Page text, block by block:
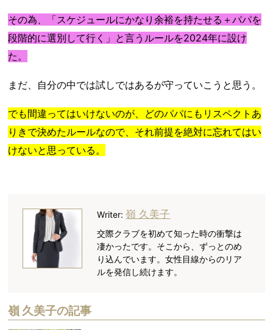
その為、「スケジュールにかなり余裕を持たせる＋パパを
段階的に選別して行く」と言うルールを2024年に設け
た。
まだ、自分の中では試しではあるが守っていこうと思う。
でも間違ってはいけないのが、どのパパにもリスペクトあ
りきで決めたルールなので、 それ前提を絶対に忘れてはい
けないと思っている。
Writer: 嶺 久美子
交際クラブを初めて知った時の衝撃は
凄かったです。そこから、ずっとのめ
り込んでいます。女性目線からのリア
ルを発信し続けます。
嶺 久美子の記事